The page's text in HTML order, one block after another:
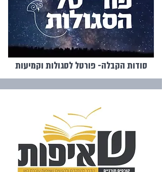
סודות הקבלה- פורטל לסגולות וקמיעות